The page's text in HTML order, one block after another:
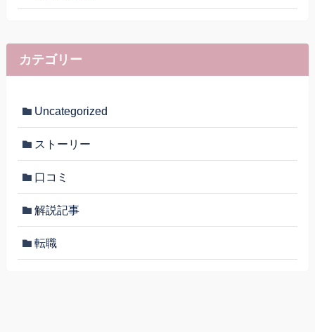
カテゴリー
Uncategorized
ストーリー
口コミ
解説記事
転職